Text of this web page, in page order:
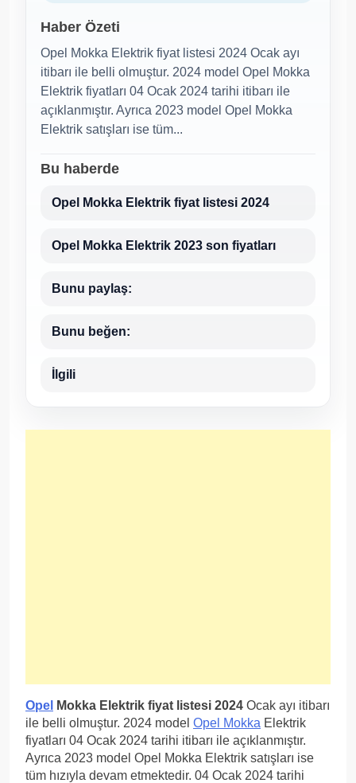
Haber Özeti
Opel Mokka Elektrik fiyat listesi 2024 Ocak ayı
itibarı ile belli olmuştur. 2024 model Opel Mokka
Elektrik fiyatları 04 Ocak 2024 tarihi itibarı ile
açıklanmıştır. Ayrıca 2023 model Opel Mokka
Elektrik satışları ise tüm...
Bu haberde
Opel Mokka Elektrik fiyat listesi 2024
Opel Mokka Elektrik 2023 son fiyatları
Bunu paylaş:
Bunu beğen:
İlgili
Opel Mokka Elektrik fiyat listesi 2024 Ocak ayı itibarı
ile belli olmuştur. 2024 model Opel Mokka Elektrik
fiyatları 04 Ocak 2024 tarihi itibarı ile açıklanmıştır.
Ayrıca 2023 model Opel Mokka Elektrik satışları ise
tüm hızıyla devam etmektedir. 04 Ocak 2024 tarihi